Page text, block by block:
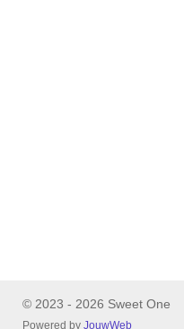
© 2023 - 2026 Sweet One
Powered by JouwWeb